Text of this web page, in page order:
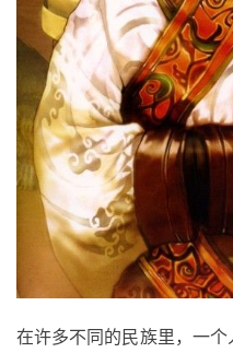
在许多不同的民族里，一